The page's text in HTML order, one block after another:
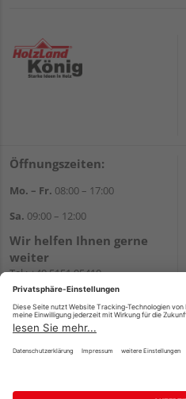
Öffnungszeiten:
Mo. – Fr. 08:00 – 17:00
Sa. 09:00 – 12:00
Wir helfen Ihnen gerne
weiter
Tel.:+49 5151 95410
E-Mail:shop@holzland-koenig.de
Impressum AGB